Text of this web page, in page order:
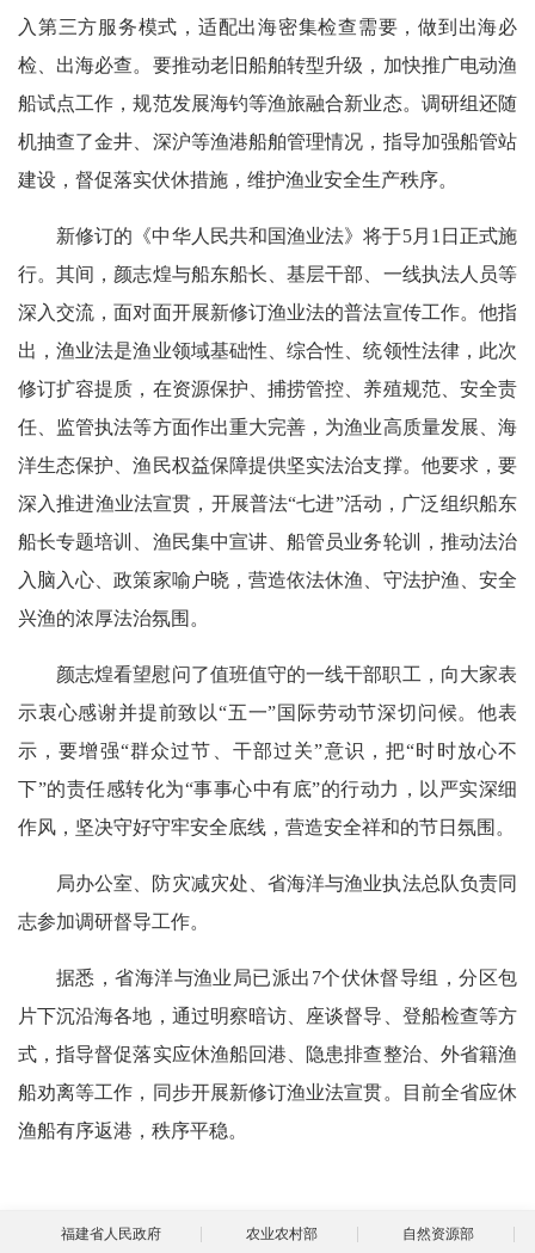
入第三方服务模式，适配出海密集检查需要，做到出海必
检、出海必查。要推动老旧船舶转型升级，加快推广电动渔
船试点工作，规范发展海钓等渔旅融合新业态。调研组还随
机抽查了金井、深沪等渔港船舶管理情况，指导加强船管站
建设，督促落实伏休措施，维护渔业安全生产秩序。
新修订的《中华人民共和国渔业法》将于5月1日正式施
行。其间，颜志煌与船东船长、基层干部、一线执法人员等
深入交流，面对面开展新修订渔业法的普法宣传工作。他指
出，渔业法是渔业领域基础性、综合性、统领性法律，此次
修订扩容提质，在资源保护、捕捞管控、养殖规范、安全责
任、监管执法等方面作出重大完善，为渔业高质量发展、海
洋生态保护、渔民权益保障提供坚实法治支撑。他要求，要
深入推进渔业法宣贯，开展普法“七进”活动，广泛组织船东
船长专题培训、渔民集中宣讲、船管员业务轮训，推动法治
入脑入心、政策家喻户晓，营造依法休渔、守法护渔、安全
兴渔的浓厚法治氛围。
颜志煌看望慰问了值班值守的一线干部职工，向大家表
示衷心感谢并提前致以“五一”国际劳动节深切问候。他表
示，要增强“群众过节、干部过关”意识，把“时时放心不
下”的责任感转化为“事事心中有底”的行动力，以严实深细
作风，坚决守好守牢安全底线，营造安全祥和的节日氛围。
局办公室、防灾减灾处、省海洋与渔业执法总队负责同
志参加调研督导工作。
据悉，省海洋与渔业局已派出7个伏休督导组，分区包
片下沉沿海各地，通过明察暗访、座谈督导、登船检查等方
式，指导督促落实应休渔船回港、隐患排查整治、外省籍渔
船劝离等工作，同步开展新修订渔业法宣贯。目前全省应休
渔船有序返港，秩序平稳。
福建省人民政府 农业农村部 自然资源部